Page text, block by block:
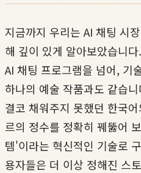
지금까지 우리는 AI 채팅 시
해 깊이 있게 알아보았습니
AI 채팅 프로그램을 넘어, 기
하나의 예술 작품과도 같습
결코 채워주지 못했던 한국
르의 정수를 정확히 꿰뚫어
템'이라는 혁신적인 기술로
용자들은 더 이상 정해진 스